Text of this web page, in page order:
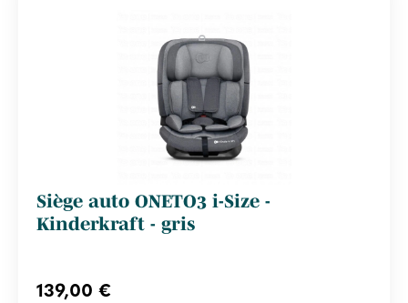
Siège auto ONETO3 i-Size -
Kinderkraft - gris
139,00 €